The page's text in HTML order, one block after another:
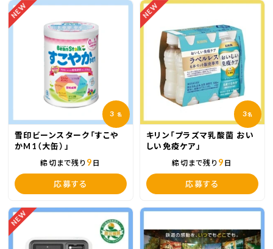
NEW
3 名
雪印ビーンスターク「すこや
かM1（大缶）」
締切まで残り 9 日
応募する
NEW
3名
キリン「プラズマ乳酸菌 おい
しい免疫ケア」
締切まで残り 9 日
応募する
NEW